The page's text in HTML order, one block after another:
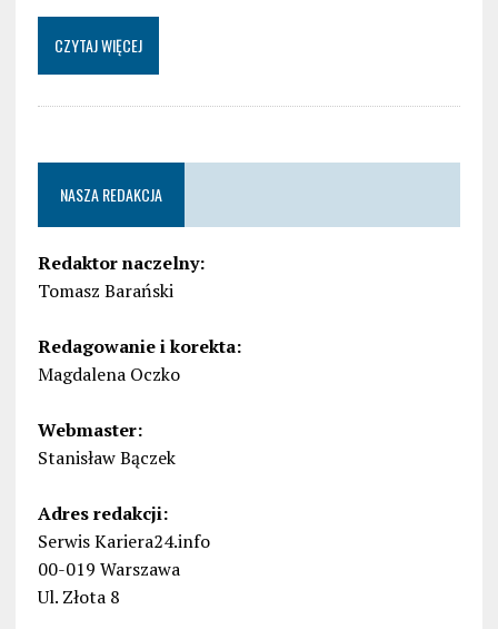
CZYTAJ WIĘCEJ
NASZA REDAKCJA
Redaktor naczelny:
Tomasz Barański
Redagowanie i korekta:
Magdalena Oczko
Webmaster:
Stanisław Bączek
Adres redakcji:
Serwis Kariera24.info
00-019 Warszawa
Ul. Złota 8